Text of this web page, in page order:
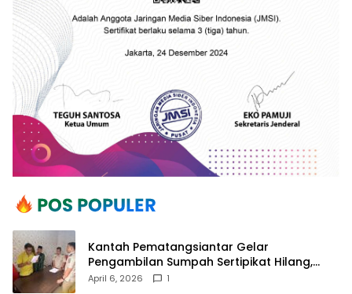
Kantah Pematangsiantar Gelar
Pengambilan Sumpah Sertipikat Hilang,
Perkuat Kepastian Hukum Pertanahan
April 6, 2026 1